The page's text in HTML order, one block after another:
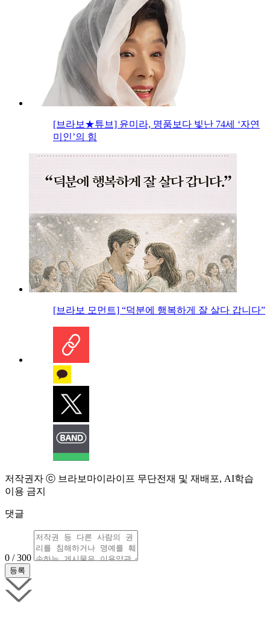
[브라보★튜브] 윤미라, 명품보다 빛난 74세 ‘자연
미인’의 힘
[브라보 모먼트] “덕분에 행복하게 잘 살다 갑니다”
저작권자 ⓒ 브라보마이라이프 무단전재 및 재배포, AI학습
이용 금지
댓글
0 / 300